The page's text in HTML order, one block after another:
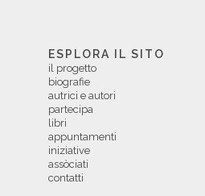
ESPLORA IL SITO
il progetto
biografie
autrici e autori
partecipa
libri
appuntamenti
iniziative
assòciati
contatti